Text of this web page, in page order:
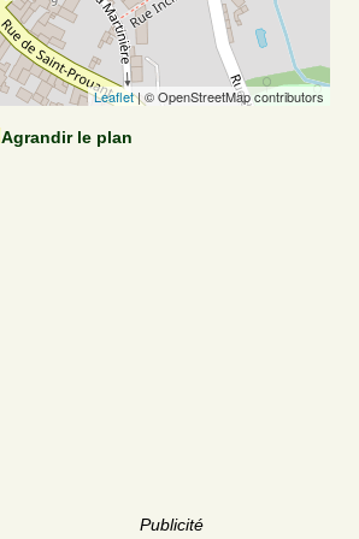
Leaflet| © OpenStreetMap contributors
Agrandir le plan
Publicité